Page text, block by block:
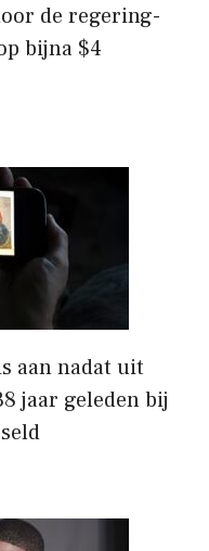
de regering-
bijna $4
aan nadat uit
jaar geleden bij